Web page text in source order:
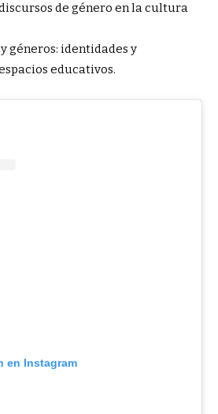
de género en la cultura
géneros: identidades y
educativos.
en Instagram